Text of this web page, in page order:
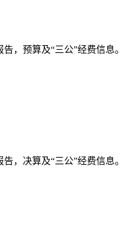
，预算及“三公”经费信息。
，决算及“三公”经费信息。